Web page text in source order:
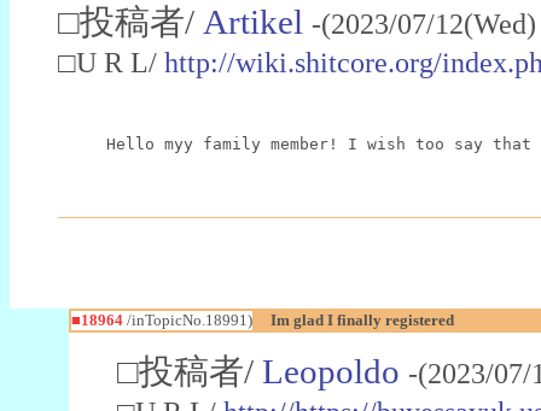
□投稿者/ Artikel -(2023/07/
□U R L/ http://wiki.shitcore.org/
Hello myy family member! I wish too say
■18964/inTopicNo.18991) Im glad I finally registered
□投稿者/ Leopoldo -(2023/